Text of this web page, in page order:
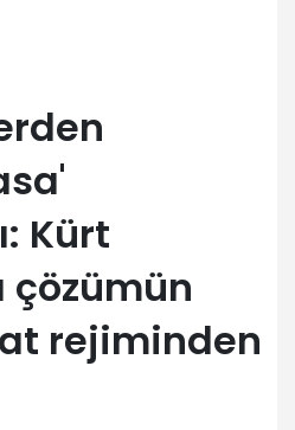
Kürt
rejiminden